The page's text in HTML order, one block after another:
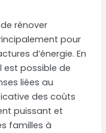
rénover
pour
d’énergie. En
est possible de
liées au
des coûts
puissant et
familles à